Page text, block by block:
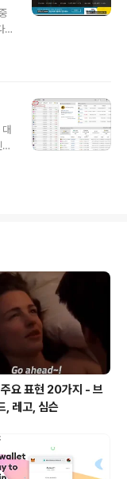
.
요 표현 20가지 - 브
, 레고, 심슨